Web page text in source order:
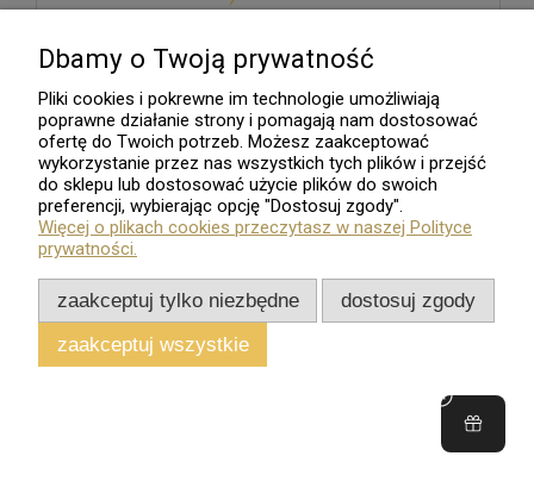
Wszelkie Prawa Zastrzeżone - 2026. Sklep Numizmatyczny.Com
Dbamy o Twoją prywatność
Pliki cookies i pokrewne im technologie umożliwiają
poprawne działanie strony i pomagają nam dostosować
ofertę do Twoich potrzeb. Możesz zaakceptować
wykorzystanie przez nas wszystkich tych plików i przejść
do sklepu lub dostosować użycie plików do swoich
preferencji, wybierając opcję "Dostosuj zgody".
Więcej o plikach cookies przeczytasz w naszej Polityce
prywatności.
zaakceptuj tylko niezbędne
dostosuj zgody
zaakceptuj wszystkie